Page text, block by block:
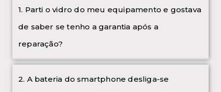
1. Parti o vidro do meu equipamento e gostava
de saber se tenho a garantia após a
reparação?
2. A bateria do smartphone desliga-se